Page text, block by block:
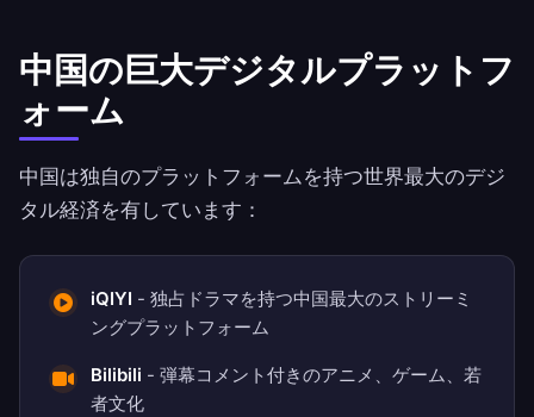
中国の巨大デジタルプラットフ
ォーム
中国は独自のプラットフォームを持つ世界最大のデジ
タル経済を有しています：
iQIYI - 独占ドラマを持つ中国最大のストリーミ
ングプラットフォーム
Bilibili - 弾幕コメント付きのアニメ、ゲーム、若
者文化